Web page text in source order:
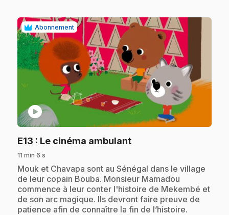
Abonnement
play_circle
E13 : Le cinéma ambulant.
11 min 6 s
.Mouk et Chavapa sont au Sénégal dans le village
de leur copain Bouba. Monsieur Mamadou
commence à leur conter l'histoire de Mekembé et
de son arc magique. Ils devront faire preuve de
patience afin de connaître la fin de l’histoire.